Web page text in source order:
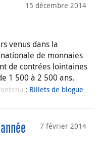
15 décembre 2014
venus dans la
de monnaies
de contrées lointaines
1 500 à 2 500 ans.
: Billets de blogue
7 février 2014